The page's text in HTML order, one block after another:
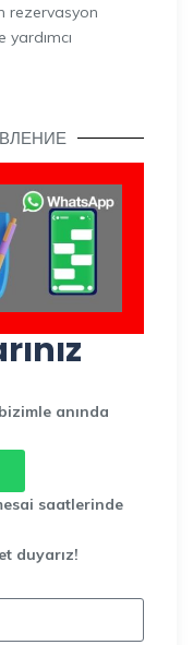
rezervasyon
anında
saatlerinde
duyarız!